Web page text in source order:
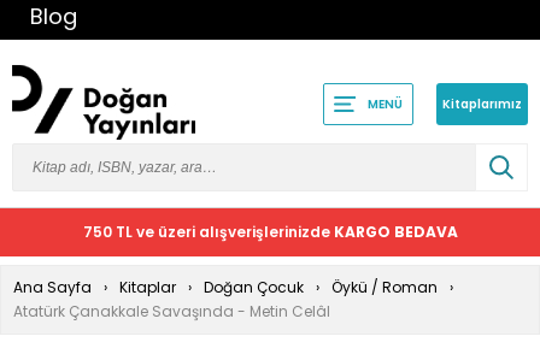
Blog
MENÜ Kitaplarımız
750 TL ve üzeri alışverişlerinizde KARGO BEDAVA
Ana Sayfa Kitaplar Doğan Çocuk
Öykü / Roman
Atatürk Çanakkale Savaşında - Metin Celâl